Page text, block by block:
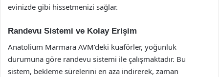
evinizde gibi hissetmenizi sağlar.
Randevu Sistemi ve Kolay Erişim
Anatolium Marmara AVM’deki kuaförler, yoğunluk
durumuna göre randevu sistemi ile çalışmaktadır. Bu
sistem, bekleme sürelerini en aza indirerek, zaman